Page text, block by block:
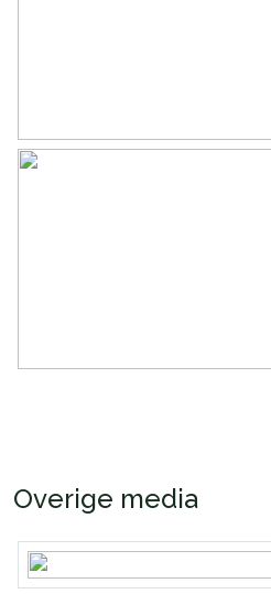
Overige media